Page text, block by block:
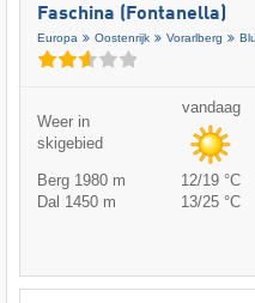
Faschina (Fontanella)
Europa Oostenrijk Vorarlberg
Weer in
skigebied
vandaag
Berg 1980 m 12/19 °C
Dal 1450 m
13/25 °C